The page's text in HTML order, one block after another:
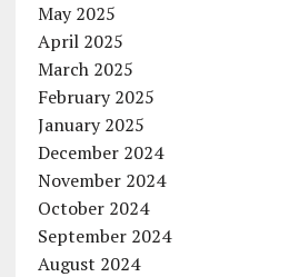
May 2025
April 2025
March 2025
February 2025
January 2025
December 2024
November 2024
October 2024
September 2024
August 2024